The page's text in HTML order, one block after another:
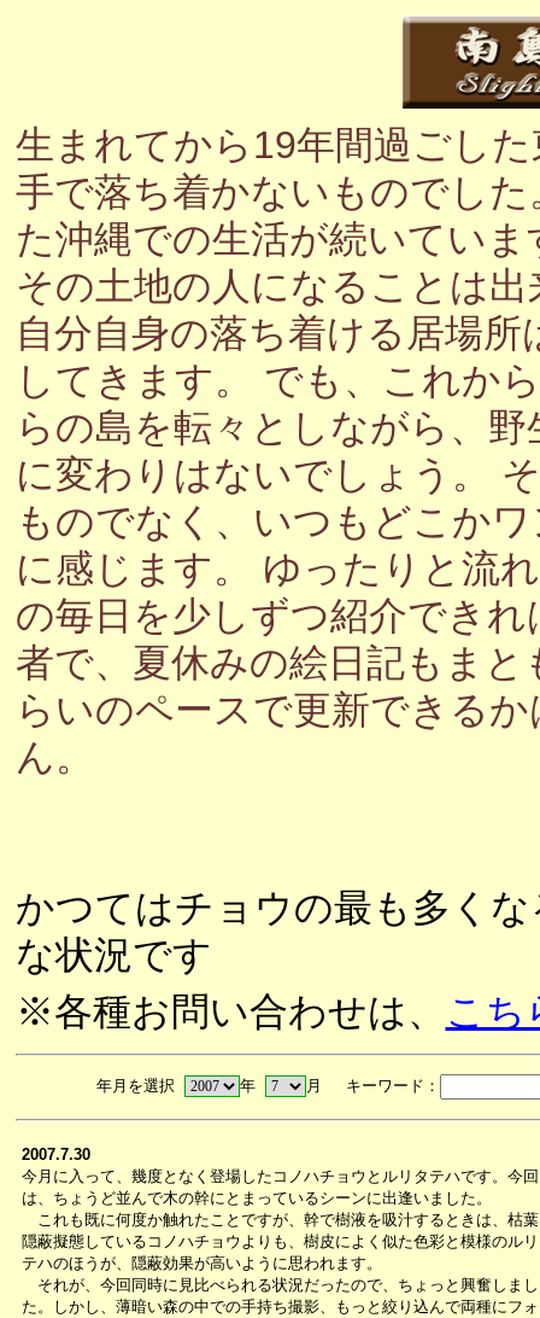
生まれてから19年間過ごし
手で落ち着かないものでし
た沖縄での生活が続いてい
その土地の人になることは
自分自身の落ち着ける居場
してきます。 でも、これか
らの島を転々としながら、
に変わりはないでしょう。
ものでなく、いつもどこか
に感じます。 ゆったりと流
の毎日を少しずつ紹介でき
者で、夏休みの絵日記もま
らいのペースで更新できる
ん。
かつてはチョウの最も多く
な状況です
※各種お問い合わせは、 こち
年月を選択 年 月 キーワード：
2007.7.30
今月に入って、幾度となく登場したコノハチョウとルリタテハです。今回
は、ちょうど並んで木の幹にとまっているシーンに出逢いました。
これも既に何度か触れたことですが、幹で樹液を吸汁するときは、枯
隠蔽擬態しているコノハチョウよりも、樹皮によく似た色彩と模様のル
テハのほうが、隠蔽効果が高いように思われます。
それが、今回同時に見比べられる状況だったので、ちょっと興奮しまし
た。しかし、薄暗い森の中での手持ち撮影、もっと絞り込んで両種にフ